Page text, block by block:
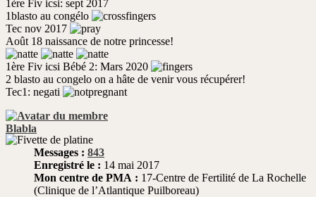
1ère Fiv icsi: sept 2017
1blasto au congélo
Tec nov 2017
Août 18 naissance de notre princesse!
1ère Fiv icsi Bébé 2: Mars 2020
2 blasto au congelo on a hâte de venir vous récupérer!
Tec1: negati
Blabla
Messages : 843
Enregistré le : 14 mai 2017
Mon centre de PMA : 17-Centre de Fertilité de La Rochelle
(Clinique de l’Atlantique Puilboreau)